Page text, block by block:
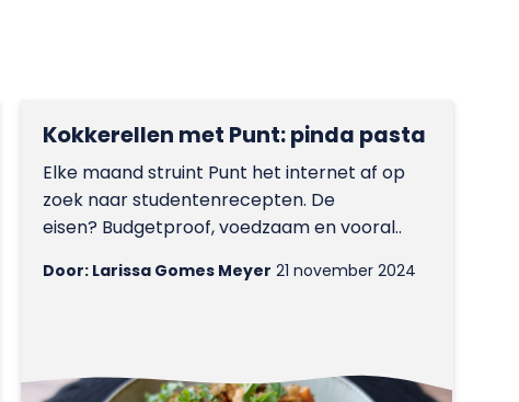
Kokkerellen met Punt: pinda pasta
Elke maand struint Punt het internet af op
zoek naar studentenrecepten. De
eisen? Budgetproof, voedzaam en vooral..
Door: Larissa Gomes Meyer 21 november 2024